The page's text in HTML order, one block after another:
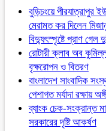
বুড়িচংয়ে পীরযাত্রাপুর
মেরামত কর দিলেন
বিদ্যুৎস্পৃষ্টে প্রাণ গেল
রোটারী ক্লাব অব
বৃক্ষরোপন ও বিতরণ
বাংলাদেশ সাংবাদিক
পেশাগত মর্যাদা রক্ষায়
ব্যাংক চেক-সংক্রান্ত
সরকারের দৃষ্টি আকর্ষণ